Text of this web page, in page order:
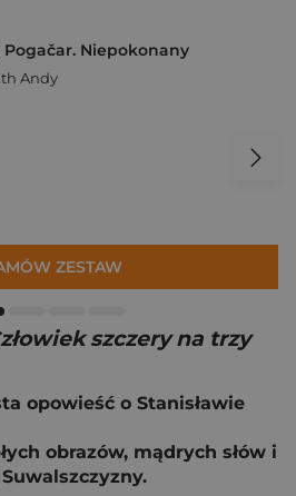
Pogačar. Niepokonany
Andy
ZESTAW
szczery na trzy
opowieść o Stanisławie
obrazów, mądrych słów i